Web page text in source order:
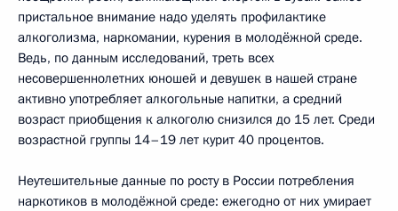
пристальное внимание надо уделять профилактике
алкоголизма, наркомании, курения в молодёжной среде.
Ведь, по данным исследований, треть всех
несовершеннолетних юношей и девушек в нашей стране
активно употребляет алкогольные напитки, а средний
возраст приобщения к алкоголю снизился до 15 лет. Среди
возрастной группы 14–19 лет курит 40 процентов.
Неутешительные данные по росту в России потребления
наркотиков в молодёжной среде: ежегодно от них умирает